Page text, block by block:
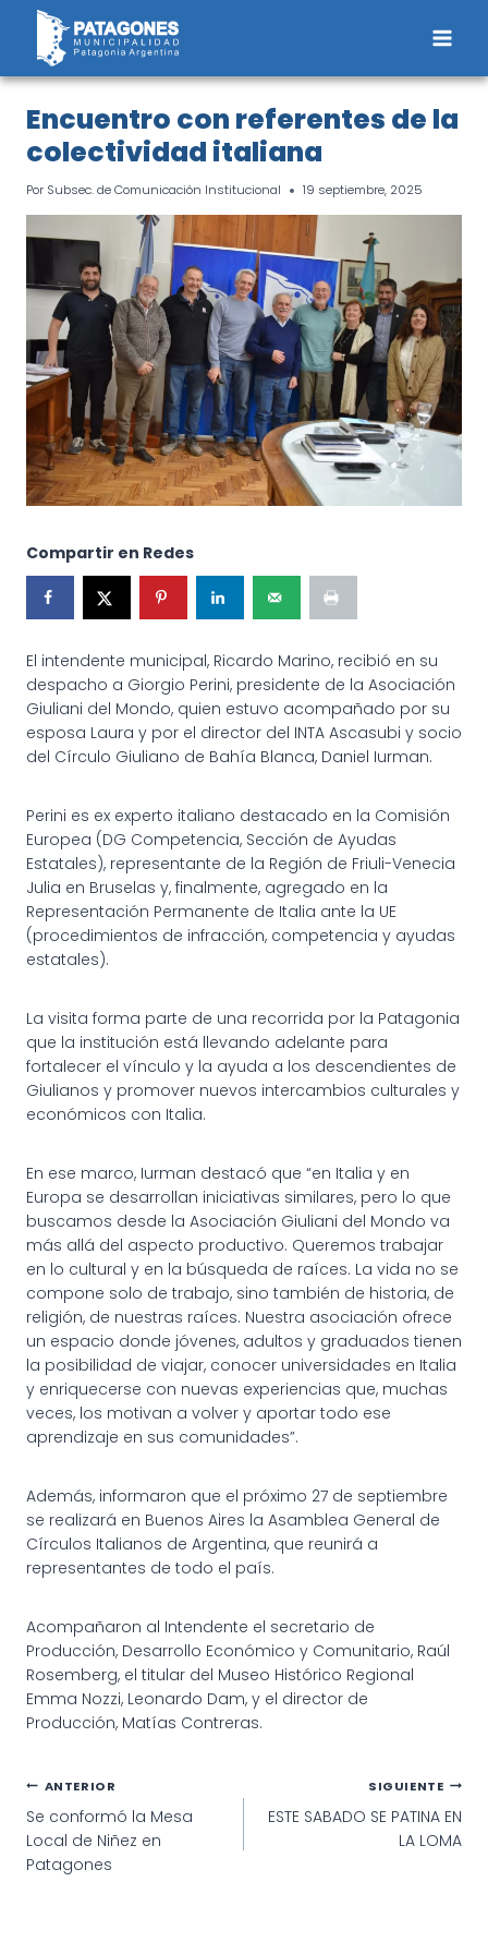
Saltar
contenido
Encuentro con referentes de la
colectividad italiana
Por Subsec. de Comunicación Institucional 19 septiembre, 2025
Compartir en Redes
El intendente municipal, Ricardo Marino, recibió en su
despacho a Giorgio Perini, presidente de la Asociación
Giuliani del Mondo, quien estuvo acompañado por su
esposa Laura y por el director del INTA Ascasubi y socio
del Círculo Giuliano de Bahía Blanca, Daniel Iurman.
Perini es ex experto italiano destacado en la Comisión
Europea (DG Competencia, Sección de Ayudas
Estatales), representante de la Región de Friuli-Venecia
Julia en Bruselas y, finalmente, agregado en la
Representación Permanente de Italia ante la UE
(procedimientos de infracción, competencia y ayudas
estatales).
La visita forma parte de una recorrida por la Patagonia
que la institución está llevando adelante para
fortalecer el vínculo y la ayuda a los descendientes de
Giulianos y promover nuevos intercambios culturales y
económicos con Italia.
En ese marco, Iurman destacó que “en Italia y en
Europa se desarrollan iniciativas similares, pero lo que
buscamos desde la Asociación Giuliani del Mondo va
más allá del aspecto productivo. Queremos trabajar
en lo cultural y en la búsqueda de raíces. La vida no se
compone solo de trabajo, sino también de historia, de
religión, de nuestras raíces. Nuestra asociación ofrece
un espacio donde jóvenes, adultos y graduados tienen
la posibilidad de viajar, conocer universidades en Italia
y enriquecerse con nuevas experiencias que, muchas
veces, los motivan a volver y aportar todo ese
aprendizaje en sus comunidades”.
Además, informaron que el próximo 27 de septiembre
se realizará en Buenos Aires la Asamblea General de
Círculos Italianos de Argentina, que reunirá a
representantes de todo el país.
Acompañaron al Intendente el secretario de
Producción, Desarrollo Económico y Comunitario, Raúl
Rosemberg, el titular del Museo Histórico Regional
Emma Nozzi, Leonardo Dam, y el director de
Producción, Matías Contreras.
Navegación
de
entradas
ANTERIOR
Se conformó la Mesa
Local de Niñez en
Patagones
SIGUIENTE
ESTE SABADO SE PATINA EN
LA LOMA